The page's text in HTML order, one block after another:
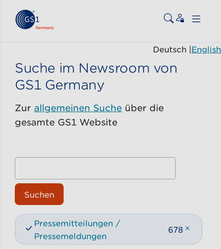
Deutsch |English
Suche im Newsroom von
GS1 Germany
Zur allgemeinen Suche über die
gesamte GS1 Website
Suchen
Pressemitteilungen /
Pressemeldungen
678